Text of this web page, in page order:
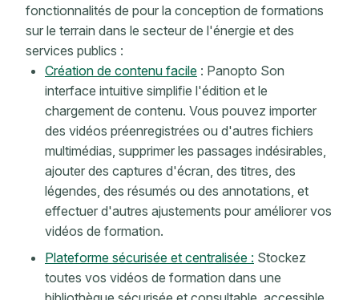
fonctionnalités de pour la conception de formations
sur le terrain dans le secteur de l'énergie et des
services publics :
Création de contenu facile : Panopto Son
interface intuitive simplifie l'édition et le
chargement de contenu. Vous pouvez importer
des vidéos préenregistrées ou d'autres fichiers
multimédias, supprimer les passages indésirables,
ajouter des captures d'écran, des titres, des
légendes, des résumés ou des annotations, et
effectuer d'autres ajustements pour améliorer vos
vidéos de formation.
Plateforme sécurisée et centralisée : Stockez
toutes vos vidéos de formation dans une